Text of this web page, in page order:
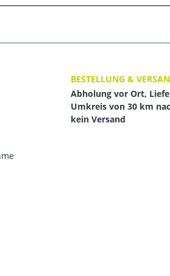
BESTELLUNG &
Abholung vor Ort,
Umkreis von 30 km
kein Versand